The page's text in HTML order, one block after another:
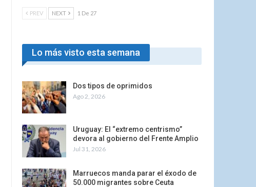
PREV NEXT 1 De 27
Lo más visto esta semana
Dos tipos de oprimidos
Ago 2, 2026
Uruguay: El “extremo centrismo”
devora al gobierno del Frente Amplio
Jul 31, 2026
Marruecos manda parar el éxodo de
50.000 migrantes sobre Ceuta